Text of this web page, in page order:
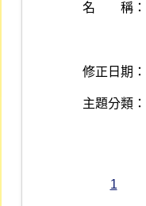
名 稱：
修正日期：
主題分類：
1